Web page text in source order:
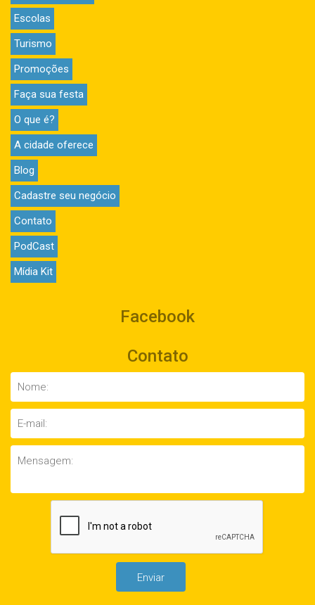
Escolas
Turismo
Promoções
Faça sua festa
O que é?
A cidade oferece
Blog
Cadastre seu negócio
Contato
PodCast
Mídia Kit
Facebook
Contato